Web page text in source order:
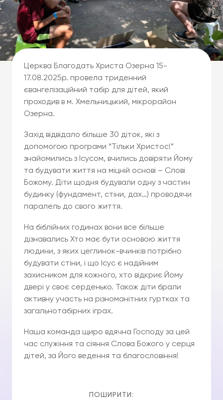
Церква Благодать Христа Озерна 15-
17.08.2025р. провела триденний
євангелізаційний табір для дітей, який
проходив в м. Хмельницький, мікрорайон
Озерна.
Захід відвідало більше 30 діток, які з
допомогою програми “Тільки Христос!”
знайомились з Ісусом, вчились довіряти Йому
та будувати життя на міцній основі – Слові
Божому. Діти щодня будували одну з частин
будинку (фундамент, стіни, дах…) проводячи
паралель до свого життя.
На біблійних годинах вони все більше
дізнавались Хто має бути основою життя
людини, з яких цеглинок-вчинків потрібно
будувати стіни, і що Ісус є надійним
захисником для кожного, хто відкриє Йому
двері у своє серденько. Також діти брали
активну участь на різноманітних гуртках та
загальнотабірних іграх.
Наша команда щиро вдячна Господу за цей
час служіння та сіяння Слова Божого у серця
дітей, за Його ведення та благословіння!
ПОШИРИТИ: